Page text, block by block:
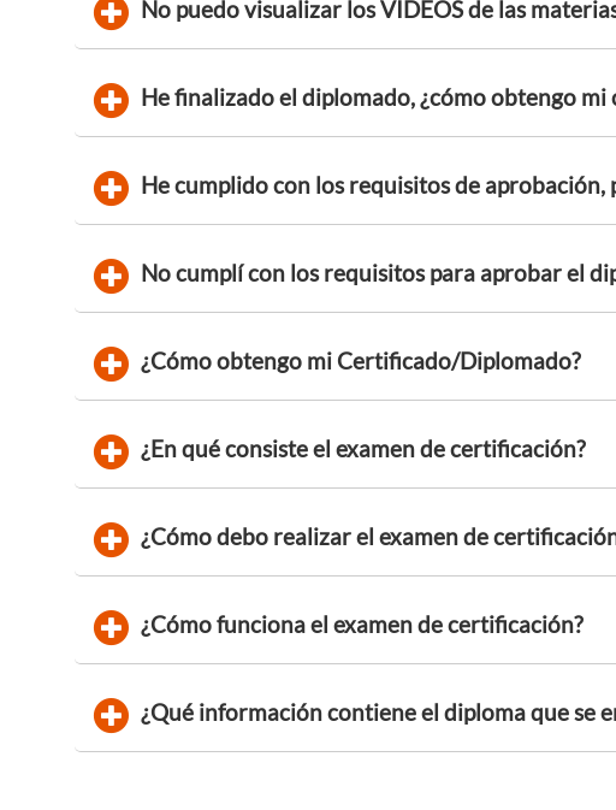
No puedo visualizar los VIDEOS de las
He finalizado el diplomado, ¿cómo obtengo
He cumplido con los requisitos de
No cumplí con los requisitos para aprobar el
¿Cómo obtengo mi Certificado/Diplomado?
¿En qué consiste el examen de certificación?
¿Cómo debo realizar el examen de
¿Cómo funciona el examen de certificación?
¿Qué información contiene el diploma que se